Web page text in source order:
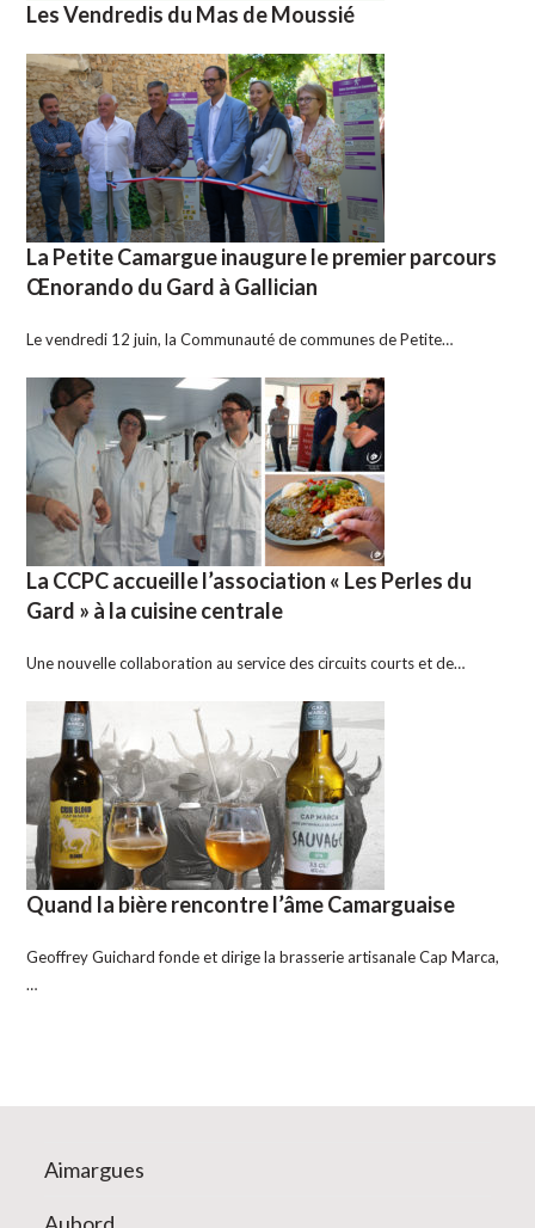
Les Vendredis du Mas de Moussié
La Petite Camargue inaugure le premier parcours
Œnorando du Gard à Gallician
Le vendredi 12 juin, la Communauté de communes de Petite…
La CCPC accueille l’association « Les Perles du
Gard » à la cuisine centrale
Une nouvelle collaboration au service des circuits courts et de…
Quand la bière rencontre l’âme Camarguaise
Geoffrey Guichard fonde et dirige la brasserie artisanale Cap Marca,
…
Aimargues